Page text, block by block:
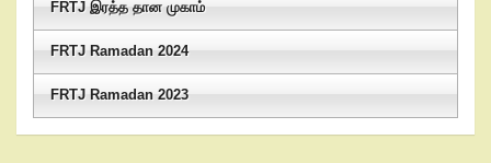
FRTJ இரத்த தான முகாம்
FRTJ Ramadan 2024
FRTJ Ramadan 2023